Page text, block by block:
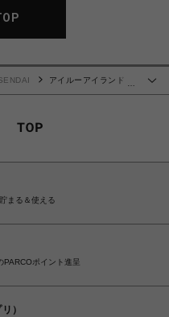
アイルーアイランド ト
まる＆使える
ポイント進呈
）